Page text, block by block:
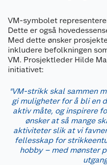
VM-symbolet
Dette er også
Med dette ønsker
inkludere befolkningen
VM. Prosjektleder Hilde
initiativet:
"VM-strikk skal sammen
gi muligheter for å bli en
aktiv måte, og inspirere
ønsker at så mange
aktiviteter slik at vi
fellesskap for
hobby – med mønster
Kundeservice